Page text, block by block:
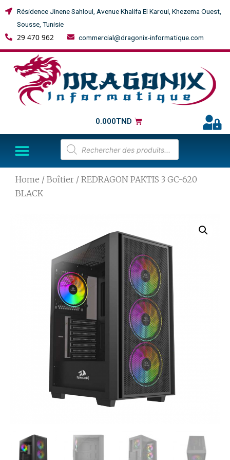
Résidence Jinene Sahloul, Avenue Khalifa El Karoui, Khezema Ouest,
Sousse, Tunisie
29 470 962 commercial@dragonix-informatique.com
0.000TND
Home / Boîtier / REDRAGON PAKTIS 3 GC-620
BLACK